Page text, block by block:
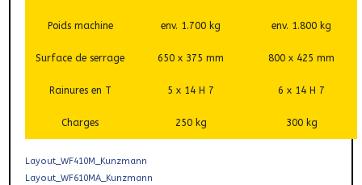
Poids machine env. 1.700 kg env. 1.800 kg
Surface de serrage 650 x 375 mm 800 x 425 mm
Rainures en T 5 x 14 H 7 6 x 14 H 7
Charges 250 kg 300 kg
Layout_WF410M_Kunzmann
Layout_WF610MA_Kunzmann